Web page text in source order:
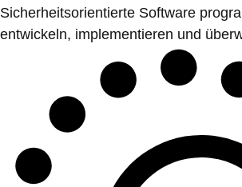
Sicherheitsorientierte Software
entwickeln, implementieren und